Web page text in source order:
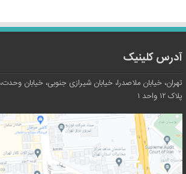
آدرس کلینیک
تهران، خیابان ملاصدرا، خیابان شیرازی جنوبی، خیابان وحدت،
پلاک ۱۲ واحد ۱